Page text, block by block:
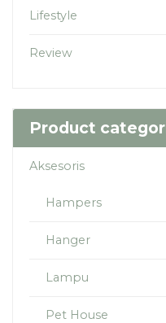
Lifestyle
Review
Product
Aksesoris
Hampers
Hanger
Lampu
Pet House